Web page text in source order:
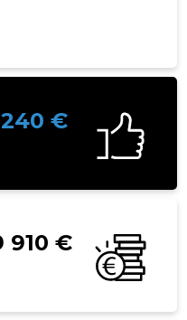
€
910 €